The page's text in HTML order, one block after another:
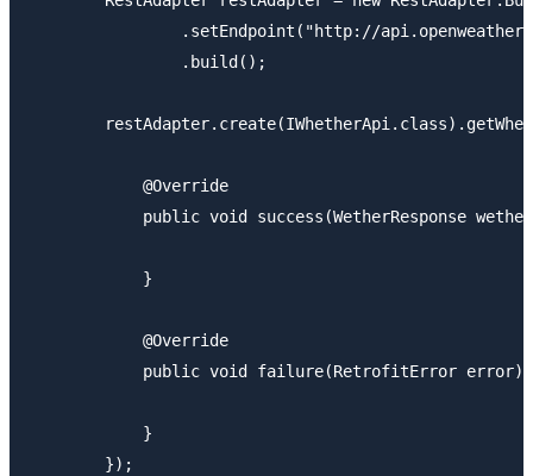
.setEndpoint("http://
                .build();
            @Override
public void success(WetherResponse
            }
            @Override
public void failure(RetrofitError error)
            }